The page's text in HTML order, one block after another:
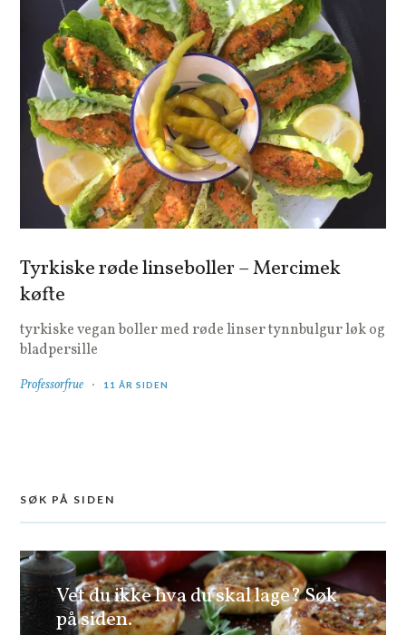
Tyrkiske røde linseboller – Mercimek
køfte
tyrkiske vegan boller med røde linser tynnbulgur løk og
bladpersille
Professorfrue 11 ÅR SIDEN
SØK PÅ SIDEN
Vet du ikke hva du skal lage? Søk
på siden.